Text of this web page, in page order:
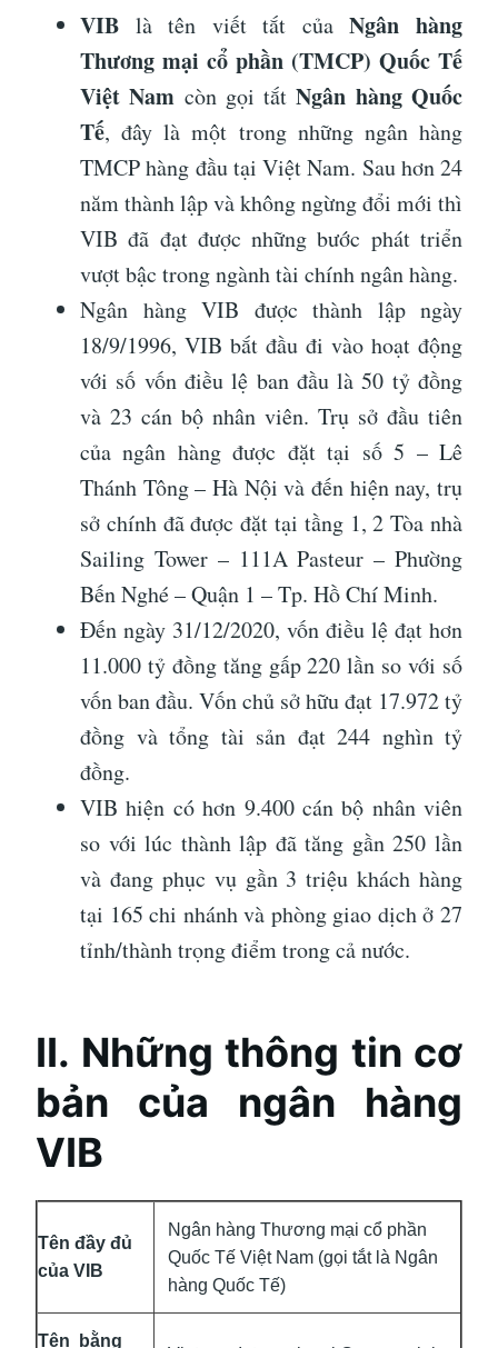
VIB là tên viết tắt củaNgân hàng
Thương mại cổ phần (TMCP) Quốc Tế
Việt Nam còn gọi tắtNgân hàng Quốc
Tế, đây là một trong những ngân hàng
TMCP hàng đầu tại Việt Nam. Sau hơn 24
năm thành lập và không ngừng đổi mới thì
VIB đã đạt được những bước phát triển
vượt bậc trong ngành tài chính ngân hàng.
Ngân hàng VIB được thành lập ngày
18/9/1996, VIB bắt đầu đi vào hoạt động
với số vốn điều lệ ban đầu là 50 tỷ đồng
và 23 cán bộ nhân viên. Trụ sở đầu tiên
của ngân hàng được đặt tại số 5 – Lê
Thánh Tông – Hà Nội và đến hiện nay, trụ
sở chính đã được đặt tại tầng 1, 2 Tòa nhà
Sailing Tower – 111A Pasteur – Phường
Bến Nghé – Quận 1 – Tp. Hồ Chí Minh.
Đến ngày 31/12/2020, vốn điều lệ đạt hơn
11.000 tỷ đồng tăng gấp 220 lần so với số
vốn ban đầu. Vốn chủ sở hữu đạt 17.972 tỷ
đồng và tổng tài sản đạt 244 nghìn tỷ
đồng.
VIB hiện có hơn 9.400 cán bộ nhân viên
so với lúc thành lập đã tăng gần 250 lần
và đang phục vụ gần 3 triệu khách hàng
tại 165 chi nhánh và phòng giao dịch ở 27
tỉnh/thành trọng điểm trong cả nước.
II. Những thông tin cơ
bản của ngân hàng
VIB
Tên đầy đủ
của VIB
Ngân hàng Thương mại cổ phần
Quốc Tế Việt Nam (gọi tắt là Ngân
hàng Quốc Tế)
Tên bằng